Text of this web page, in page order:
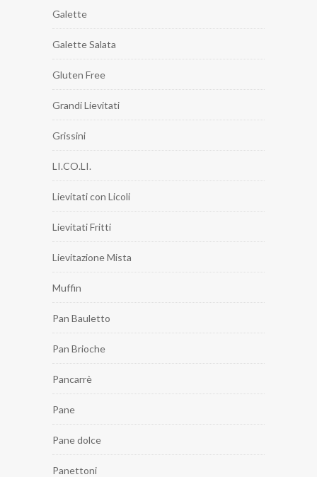
Galette
Galette Salata
Gluten Free
Grandi Lievitati
Grissini
LI.CO.LI.
Lievitati con Licoli
Lievitati Fritti
Lievitazione Mista
Muffin
Pan Bauletto
Pan Brioche
Pancarrè
Pane
Pane dolce
Panettoni